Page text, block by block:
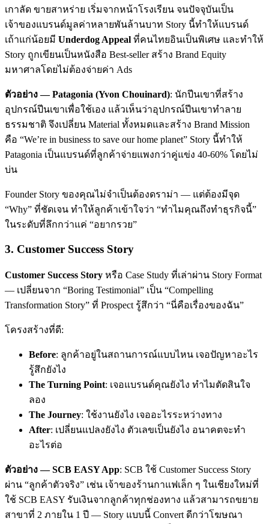
เกาลัด ขายสาหร่าย เริ่มจากหน้าโรงเรียน จนปัจจุบันเป็น
เจ้าของแบรนด์มูลค่าหลายพันล้านบาท Story นี้ทำให้แบรนด์
เถ้าแก่น้อยมี Underdog Appeal ที่คนไทยอินเป็นพิเศษ และทำให้
Story ถูกเขียนเป็นหนังสือ Best-seller สร้าง Brand Equity
มหาศาลโดยไม่ต้องจ่ายค่า Ads
ตัวอย่าง — Patagonia (Yvon Chouinard): นักปีนเขาที่สร้าง
อุปกรณ์ปีนเขาเพื่อใช้เอง แล้วเห็นว่าอุปกรณ์ปีนเขาทำลาย
ธรรมชาติ จึงเปลี่ยน Material ทั้งหมดและสร้าง Brand Mission
คือ “We’re in business to save our home planet” Story นี้ทำให้
Patagonia เป็นแบรนด์ที่ลูกค้าจ่ายแพงกว่าคู่แข่ง 40-60% โดยไม่
บ่น
Founder Story ของคุณไม่จำเป็นต้องดราม่า — แต่ต้องมีจุด
“Why” ที่ชัดเจน ทำให้ลูกค้าเข้าใจว่า “ทำไมคุณถึงทำธุรกิจนี้”
ในระดับที่ลึกกว่าแค่ “อยากรวย”
3. Customer Success Story
Customer Success Story หรือ Case Study ที่เล่าผ่าน Story Format
— เปลี่ยนจาก “Boring Testimonial” เป็น “Compelling
Transformation Story” ที่ Prospect รู้สึกว่า “นี่คือเรื่องของฉัน”
โครงสร้างที่ดี:
Before: ลูกค้าอยู่ในสถานการณ์แบบไหน เจอปัญหาอะไร
รู้สึกยังไง
The Turning Point: เจอแบรนด์คุณยังไง ทำไมตัดสินใจ
ลอง
The Journey: ใช้งานยังไง เจออะไรระหว่างทาง
After: เปลี่ยนแปลงยังไง ตัวเลขเป็นยังไง อนาคตจะทำ
อะไรต่อ
ตัวอย่าง — SCB EASY App: SCB ใช้ Customer Success Story
ผ่าน “ลูกค้าตัวจริง” เช่น เจ้าของร้านกาแฟเล็ก ๆ ในเชียงใหม่ที่
ใช้ SCB EASY รับเงินจากลูกค้าทุกช่องทาง แล้วสามารถขยาย
สาขาที่ 2 ภายใน 1 ปี — Story แบบนี้ Convert ดีกว่าโฆษณา